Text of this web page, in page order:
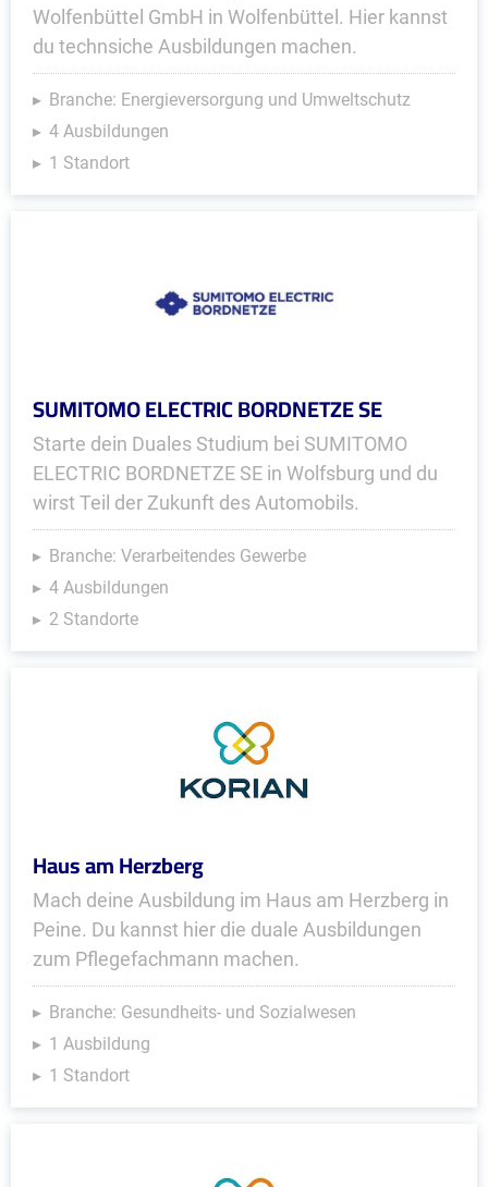
Wolfenbüttel GmbH in Wolfenbüttel. Hier kannst
du technsiche Ausbildungen machen.
Branche: Energieversorgung und Umweltschutz
4 Ausbildungen
1 Standort
SUMITOMO ELECTRIC BORDNETZE SE
Starte dein Duales Studium bei SUMITOMO
ELECTRIC BORDNETZE SE in Wolfsburg und du
wirst Teil der Zukunft des Automobils.
Branche: Verarbeitendes Gewerbe
4 Ausbildungen
2 Standorte
Haus am Herzberg
Mach deine Ausbildung im Haus am Herzberg in
Peine. Du kannst hier die duale Ausbildungen
zum Pflegefachmann machen.
Branche: Gesundheits- und Sozialwesen
1 Ausbildung
1 Standort